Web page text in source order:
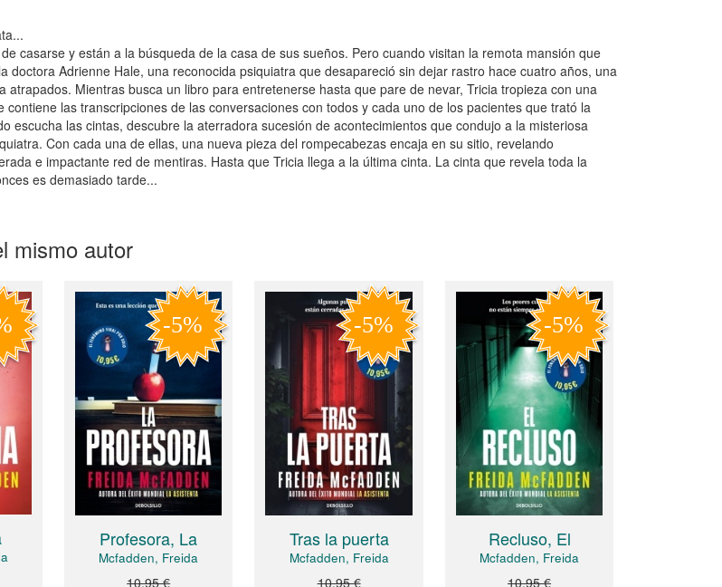
casarse y están a la búsqueda de la casa de sus sueños. Pero cuando visitan la remota mansión que
doctora Adrienne Hale, una reconocida psiquiatra que desapareció sin dejar rastro hace cuatro años, una
atrapados. Mientras busca un libro para entretenerse hasta que pare de nevar, Tricia tropieza con una
contiene las transcripciones de las conversaciones con todos y cada uno de los pacientes que trató la
escucha las cintas, descubre la aterradora sucesión de acontecimientos que condujo a la misteriosa
Con cada una de ellas, una nueva pieza del rompecabezas encaja en su sitio, revelando
e impactante red de mentiras. Hasta que Tricia llega a la última cinta. La cinta que revela toda la
es demasiado tarde...
mismo autor
Profesora, La
Mcfadden, Freida
10,95 €
Tras la puerta
Mcfadden, Freida
10,95 €
Recluso, El
Mcfadden, Freida
10,95 €